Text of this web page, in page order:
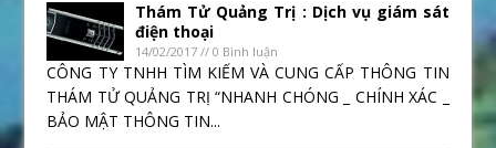
Thám Tử Quảng Trị : Dịch vụ giám sát
điện thoại
14/02/2017 // 0 Bình luận
CÔNG TY TNHH TÌM KIẾM VÀ CUNG CẤP THÔNG TIN
THÁM TỬ QUẢNG TRỊ “NHANH CHÓNG _ CHÍNH XÁC _
BẢO MẬT THÔNG TIN...